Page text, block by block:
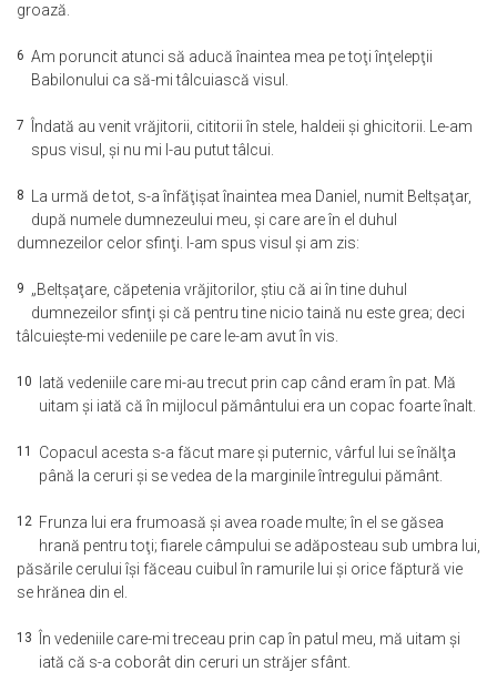
groază.
6 Am poruncit atunci să aducă înaintea mea pe toţi înţelepţii
Babilonului ca să-mi tâlcuiască visul.
7
Îndată au venit vrăjitorii, cititorii în stele, haldeii şi ghicitorii. Le-am
spus visul, şi nu mi l-au putut tâlcui.
8
La urmă de tot, s-a înfăţişat înaintea mea Daniel, numit Beltşaţar,
după numele dumnezeului meu, şi care are în el duhul
dumnezeilor celor sfinţi. I-am spus visul şi am zis:
9 „Beltşaţare, căpetenia vrăjitorilor, ştiu că ai în tine duhul
dumnezeilor sfinţi şi că pentru tine nicio taină nu este grea; deci
tâlcuieşte-mi vedeniile pe care le-am avut în vis.
10
Iată vedeniile care mi-au trecut prin cap când eram în pat. Mă
uitam şi iată că în mijlocul pământului era un copac foarte înalt.
11 Copacul acesta s-a făcut mare şi puternic, vârful lui se înălţa
până la ceruri şi se vedea de la marginile întregului pământ.
12 Frunza lui era frumoasă şi avea roade multe; în el se găsea
hrană pentru toţi; fiarele câmpului se adăposteau sub umbra lui,
păsările cerului îşi făceau cuibul în ramurile lui şi orice făptură vie
se hrănea din el.
13
În vedeniile care-mi treceau prin cap în patul meu, mă uitam şi
iată că s-a coborât din ceruri un străjer sfânt.